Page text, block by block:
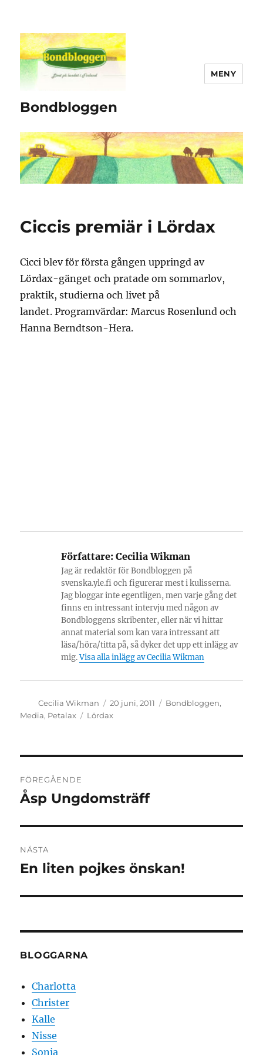
Bondbloggen
MENY
Ciccis premiär i Lördax
Cicci blev för första gången uppringd av
Lördax-gänget och pratade om sommarlov,
praktik, studierna och livet på
landet. Programvärdar: Marcus Rosenlund och
Hanna Berndtson-Hera.
Författare: Cecilia Wikman
Jag är redaktör för Bondbloggen på
svenska.yle.fi och figurerar mest i kulisserna.
Jag bloggar inte egentligen, men varje gång det
finns en intressant intervju med någon av
Bondbloggens skribenter, eller när vi hittar
annat material som kan vara intressant att
läsa/höra/titta på, så dyker det upp ett inlägg av
mig.Visa alla inlägg av Cecilia Wikman
Författare
Cecilia Wikman
Publicerat
den
20 juni, 2011 Kategorier
Bondbloggen,
Media, Petalax Etiketter
Lördax
FÖREGÅENDE
Föregående
Åsp Ungdomsträff
NÄSTA
Nästa
En liten pojkes önskan!
BLOGGARNA
Charlotta
Christer
Kalle
Nisse
Sonja